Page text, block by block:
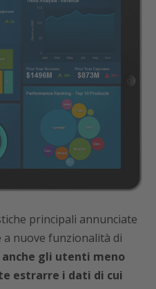
principali annunciate
nuove funzionalità di
anche gli utenti meno
estrarre i dati di cui